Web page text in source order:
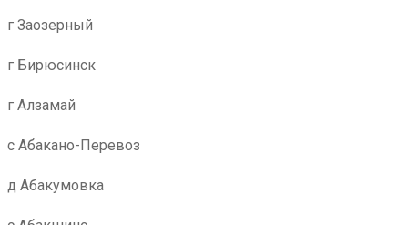
г Заозерный
г Бирюсинск
г Алзамай
с Абакано-Перевоз
д Абакумовка